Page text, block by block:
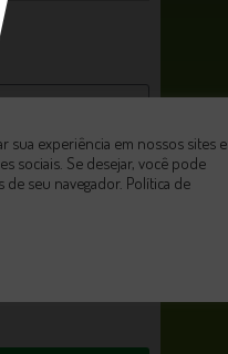
sua experiência em nossos sites e
sociais. Se desejar, você pode
seu navegador. Política de